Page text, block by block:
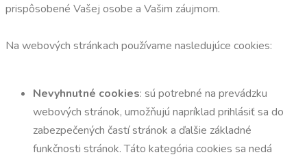
prispôsobené Vašej osobe a Vašim záujmom.
Na webových stránkach používame nasledujúce cookies:
Nevyhnutné cookies: sú potrebné na prevádzku
webových stránok, umožňujú napríklad prihlásiť sa do
zabezpečených častí stránok a ďalšie základné
funkčnosti stránok. Táto kategória cookies sa nedá